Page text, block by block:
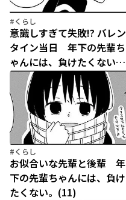
#くらし
意識しすぎて失敗!? バレン
タイン当日 年下の先輩ち
ゃんには、負けたくない。
(13)
#くらし
お似合いな先輩と後輩 年
下の先輩ちゃんには、負け
たくない。(11)